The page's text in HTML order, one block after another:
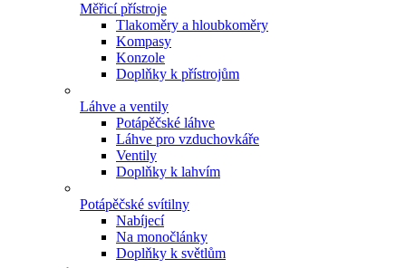
Měřicí přístroje
Tlakoměry a hloubkoměry
Kompasy
Konzole
Doplňky k přístrojům
Láhve a ventily
Potápěčské láhve
Láhve pro vzduchovkáře
Ventily
Doplňky k lahvím
Potápěčské svítilny
Nabíjecí
Na monočlánky
Doplňky k světlům